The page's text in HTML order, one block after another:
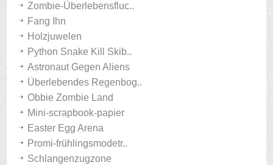
Zombie-Überlebensfluc..
Fang Ihn
Holzjuwelen
Python Snake Kill Skib..
Astronaut Gegen Aliens
Überlebendes Regenbog..
Obbie Zombie Land
Mini-scrapbook-papier
Easter Egg Arena
Promi-frühlingsmodetr..
Schlangenzugzone